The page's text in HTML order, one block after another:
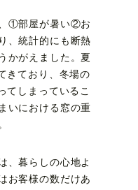
①部屋が暑い②お
、統計的にも断熱
かがえました。夏
きており、冬場の
てしまっているこ
いにおける窓の重
、暮らしの心地よ
お客様の数だけあ